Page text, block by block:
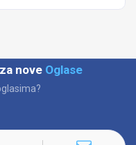
nove Oglase